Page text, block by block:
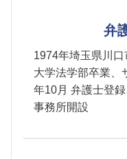
弁
1974年埼玉県川
大学法学部卒業、
年10月 弁護士登
事務所開設